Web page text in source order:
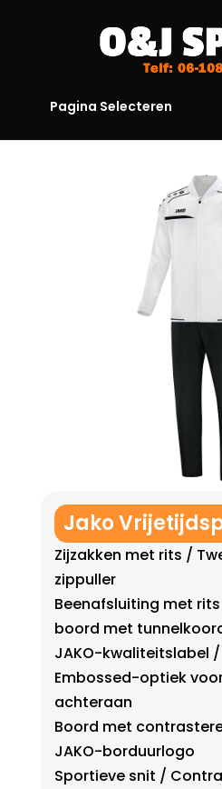
Pagina Selecteren
Jako
Zijzakken met rits /
zippuller
Beenafsluiting met
boord met
JAKO-kwaliteitslabel /
Embossed-optiek
achteraan
Boord met
JAKO-borduurlogo
Sportieve snit /